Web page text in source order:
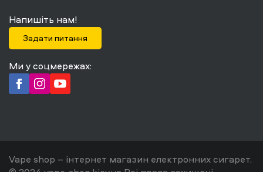
Напишіть нам!
Задати питання
Ми у соцмережах:
Vape shop – інтернет магазин електронних сигарет.